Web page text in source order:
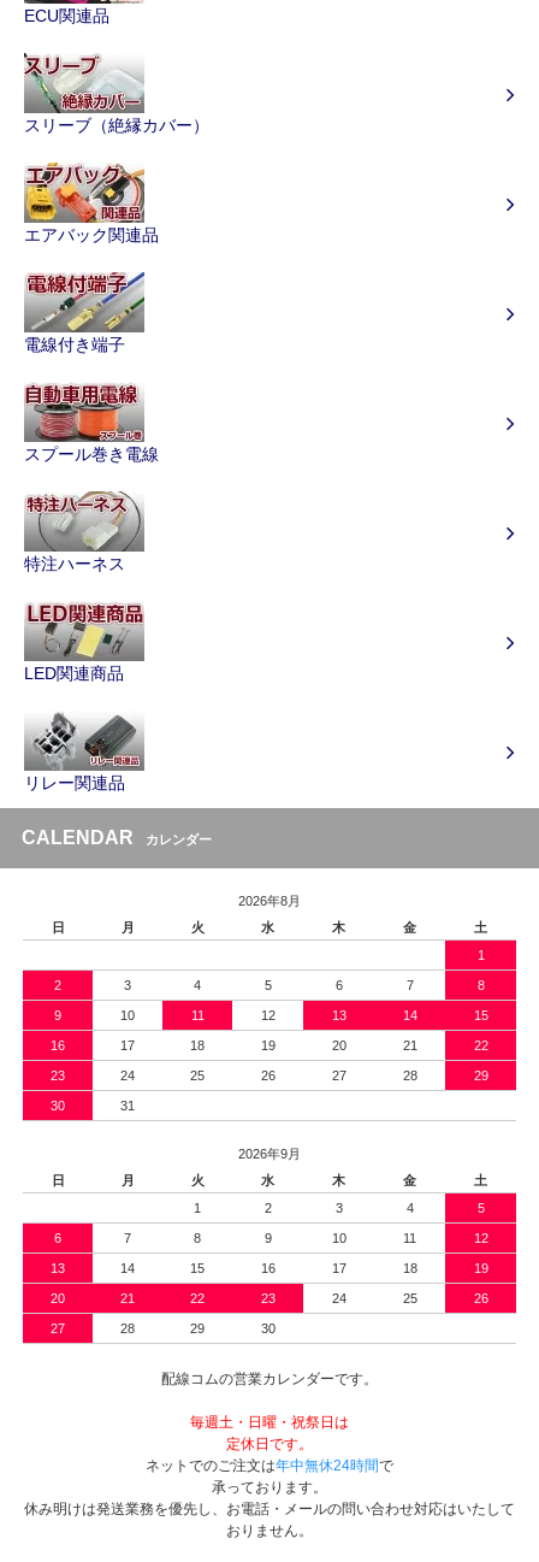
ECU関連品
スリーブ（絶縁カバー）
エアバック関連品
電線付き端子
スプール巻き電線
特注ハーネス
LED関連商品
リレー関連品
CALENDAR カレンダー
2026年8月
日
月 火 水 木 金
土
1
2 3 4 5 6 7 8
9 10 11 12 13 14 15
16 17 18 19 20 21 22
23 24 25 26 27 28 29
30 31
2026年9月
日
月 火 水 木 金
土
1
2 3 4 5
6 7 8 9 10 11 12
13 14 15 16 17 18 19
20 21 22 23 24 25 26
27 28 29 30
配線コムの営業カレンダーです。
毎週土・日曜・祝祭日は
定休日です。
ネットでのご注文は年中無休24時間で
承っております。
休み明けは発送業務を優先し、お電話・メールの問い合わせ対応はいたして
おりません。